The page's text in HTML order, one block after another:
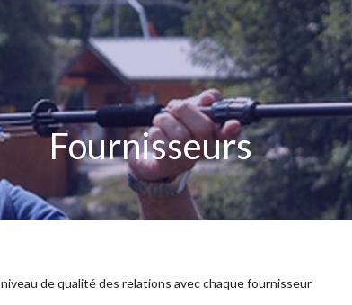
Fournisseurs
de qualité des relations avec chaque fournisseur